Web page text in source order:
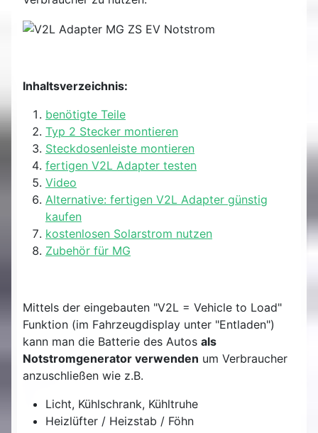
Inhaltsverzeichnis:
benötigte Teile
Typ 2 Stecker montieren
Steckdosenleiste montieren
fertigen V2L Adapter testen
Video
Alternative: fertigen V2L Adapter günstig
kaufen
kostenlosen Solarstrom nutzen
Zubehör für MG
Mittels der eingebauten "V2L = Vehicle to Load"
Funktion (im Fahrzeugdisplay unter "Entladen")
kann man die Batterie des Autos als
Notstromgenerator verwenden um Verbraucher
anzuschließen wie z.B.
Licht, Kühlschrank, Kühltruhe
Heizlüfter / Heizstab / Föhn